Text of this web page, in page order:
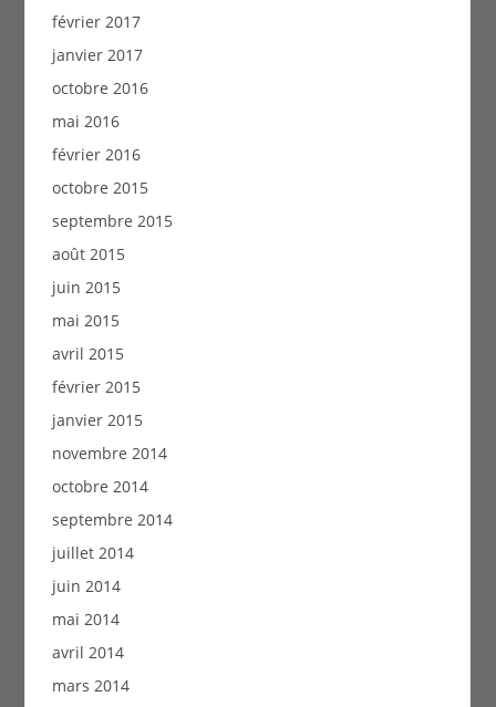
février 2017
janvier 2017
octobre 2016
mai 2016
février 2016
octobre 2015
septembre 2015
août 2015
juin 2015
mai 2015
avril 2015
février 2015
janvier 2015
novembre 2014
octobre 2014
septembre 2014
juillet 2014
juin 2014
mai 2014
avril 2014
mars 2014